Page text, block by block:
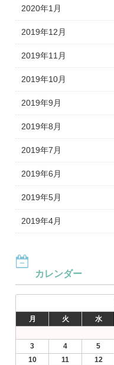
2020年1月
2019年12月
2019年11月
2019年10月
2019年9月
2019年8月
2019年7月
2019年6月
2019年5月
2019年4月
カレンダー
月
火 水
3
4 5
10
11 12